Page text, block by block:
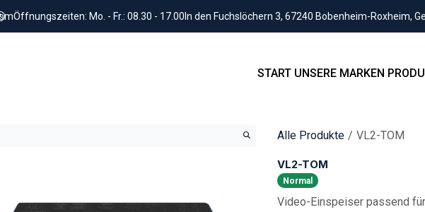
Öffnungszeiten: Mo. - Fr.: 08.30 - 17.00 In den Fuchslöchern 3, 67240 Bobenheim-Roxheim,
START UNSERE MARKEN
Alle Produkte VL2-TOM
VL2-TOM
Normal
Video-Einspeiser passend